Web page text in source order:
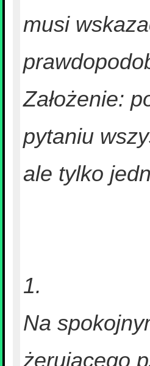
musi
Założenie:
pytaniu
ale tylko
1.
Na
żerującego